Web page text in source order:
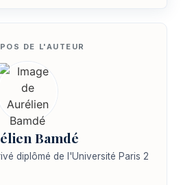
Bamdé
diplômé de l'Université Paris 2